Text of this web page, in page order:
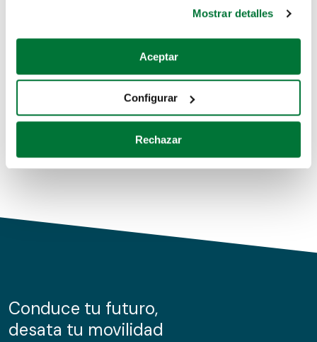
Si lo permite, también quisiéramos:
Recopilar información sobre su ubicación geográfica
Identificar su dispositivo analizándolo activamente
para buscar características específicas (huellas
Obtenga más información sobre cómo se procesan sus
de cookies.
información sobre el uso que haga del sitio web con
nuestros partners de redes sociales, publicidad y análisis
Mostrar detalles
Aceptar
Configurar
Rechazar
Coches de segunda mano
Coches de km0
Conduce tu futuro,
desata tu movilidad